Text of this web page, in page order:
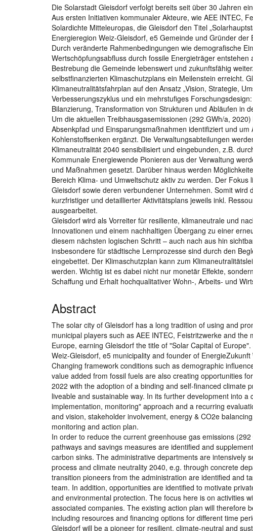
Die Solarstadt Gleisdorf verfolgt bereits seit über 30 Jahren
Aus ersten Initiativen kommunaler Akteure, wie AEE INTEC,
Solardichte Mitteleuropas, die Gleisdorf den Titel
Energieregion Weiz-Gleisdorf, e5 Gemeinde und Gründer
Durch veränderte Rahmenbedingungen wie demografische
Wertschöpfungsabfluss durch fossile Energieträger
Bestrebung die Gemeinde lebenswert und zukunftsfähig
selbstfinanzierten Klimaschutzplans ein Meilenstein erreicht.
Klimaneutralitätsfahrplan auf den Ansatz „Vision, Strategie,
Verbesserungszyklus und ein mehrstufiges
Bilanzierung, Transformation von Strukturen und Abläufen in
Um die aktuellen Treibhausgasemissionen (292 GWh/a,
Absenkpfad und Einsparungsmaßnahmen identifiziert und
Kohlenstoffsenken ergänzt. Die Verwaltungsabteilungen
Klimaneutralität 2040 sensibilisiert und eingebunden, z.B.
Kommunale Energiewende Pionieren aus der Verwaltung
und Maßnahmen gesetzt. Darüber hinaus werden
Bereich Klima- und Umweltschutz aktiv zu werden. Der
Gleisdorf sowie deren verbundener Unternehmen. Somit
kurzfristiger und detaillierter Aktivitätsplans jeweils inkl.
ausgearbeitet.
Gleisdorf wird als Vorreiter für resiliente, klimaneutrale und
Innovationen und einem nachhaltigen Übergang zu einer
diesem nächsten logischen Schritt – auch nach aus hin
insbesondere für städtische Lernprozesse sind durch den
eingebettet. Der Klimaschutzplan kann zum
werden. Wichtig ist es dabei nicht nur monetär Effekte,
Schaffung und Erhalt hochqualitativer Wohn-, Arbeits- und
Abstract
The solar city of Gleisdorf has a long tradition of using and
municipal players such as AEE INTEC, Feistritzwerke and
Europe, earning Gleisdorf the title of "Solar Capital of
Weiz-Gleisdorf, e5 municipality and founder of
Changing framework conditions such as demographic
value added from fossil fuels are also creating opportunities
2022 with the adoption of a binding and self-financed climate
liveable and sustainable way. In its further development into
implementation, monitoring" approach and a recurring
and vision, stakeholder involvement, energy & CO2e
monitoring and action plan.
In order to reduce the current greenhouse gas emissions
pathways and savings measures are identified and
carbon sinks. The administrative departments are intensively
process and climate neutrality 2040, e.g. through concrete
transition pioneers from the administration are identified and
team. In addition, opportunities are identified to motivate
and environmental protection. The focus here is on activities
associated companies. The existing action plan will therefore
including resources and financing options for different time
Gleisdorf will be a pioneer for resilient, climate-neutral and